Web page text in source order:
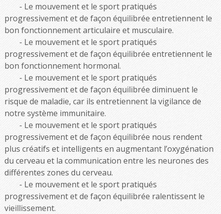
Le mouvement et le sport pratiqués
progressivement et de façon équilibrée entretiennent le
bon fonctionnement articulaire et musculaire.
Le mouvement et le sport pratiqués
progressivement et de façon équilibrée entretiennent le
bon fonctionnement hormonal.
Le mouvement et le sport pratiqués
progressivement et de façon équilibrée diminuent le
risque de maladie, car ils entretiennent la vigilance de
notre système immunitaire.
Le mouvement et le sport pratiqués
progressivement et de façon équilibrée nous rendent
plus créatifs et intelligents en augmentant l’oxygénation
du cerveau et la communication entre les neurones des
différentes zones du cerveau.
Le mouvement et le sport pratiqués
progressivement et de façon équilibrée ralentissent le
vieillissement.